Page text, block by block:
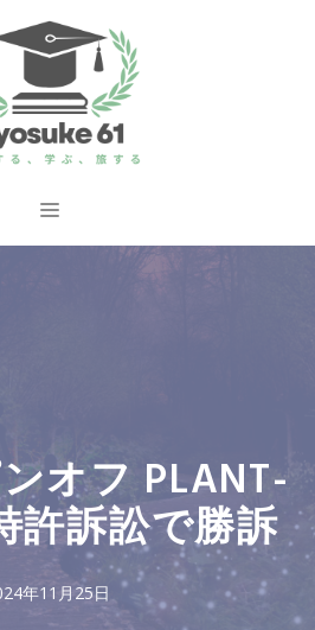
メ
オフ PLANT-
許訴訟で勝訴
年11月25日